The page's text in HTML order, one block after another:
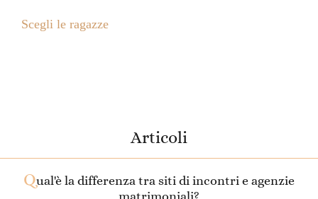
Scegli le ragazze
Articoli
Qual'è la differenza tra siti di incontri e agenzie
matrimoniali?